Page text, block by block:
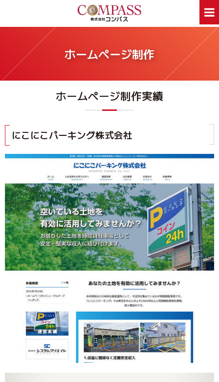
ホーム
ホームページ制作 デザイン印刷
ウェアプリント
旅行事業部 資料ダウンロード
お問合せはお気軽に
TEL: 046-250-1005
月～金曜日 9:00～17:00
お問合せ
ホームページ制作
ホームページ制作実績
にこにこパーキング株式会社